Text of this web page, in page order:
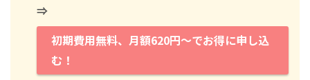
⇒
初期費用無料、月額620円～でお得に申し込
む！